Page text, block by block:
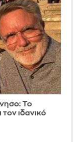
Το
ιδανικό